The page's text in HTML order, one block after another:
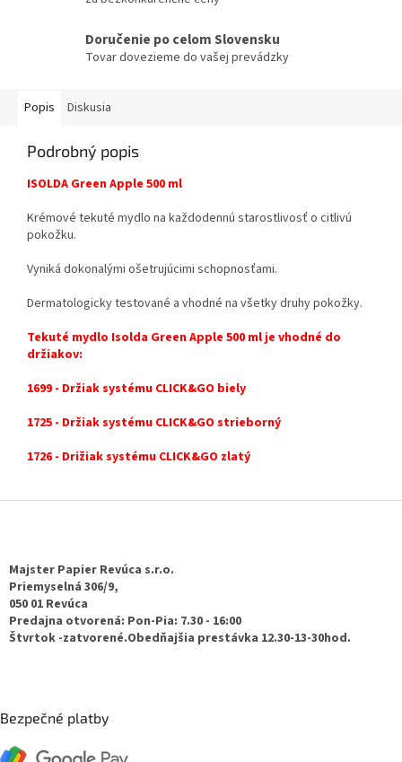
Doručenie po celom Slovensku
Tovar dovezieme do vašej prevádzky
Popis Diskusia
Podrobný popis
ISOLDA Green Apple 500 ml
Krémové tekuté mydlo na každodennú starostlivosť o citlivú
pokožku.
Vyniká dokonalými ošetrujúcimi schopnosťami.
Dermatologicky testované a vhodné na všetky druhy pokožky.
Tekuté mydlo Isolda Green Apple 500 ml je vhodné do
držiakov:
1699 - Držiak systému CLICK&GO biely
1725 - Držiak systému CLICK&GO strieborný
1726 - Drižiak systému CLICK&GO zlatý
Majster Papier Revúca s.r.o.
Priemyselná 306/9,
050 01 Revúca
Predajna otvorená: Pon-Pia: 7.30 - 16:00
Štvrtok -zatvorené.Obedňajšia prestávka 12.30-13-30hod.
Bezpečné platby